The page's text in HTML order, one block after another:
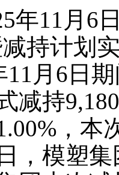
年11月6
持计划
11月6日
减持
，本
，模塑